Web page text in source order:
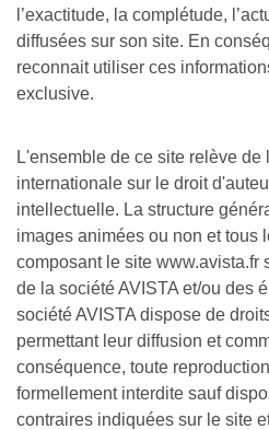
l’exactitude, la complétude,
diffusées sur son site. En
reconnait utiliser ces
exclusive.
L'ensemble de ce site relève
internationale sur le droit
intellectuelle. La structure
images animées ou non et tous
composant le site www.avista.fr
de la société AVISTA et/ou des
société AVISTA dispose de
permettant leur diffusion et
conséquence, toute
formellement interdite sauf
contraires indiquées sur le site